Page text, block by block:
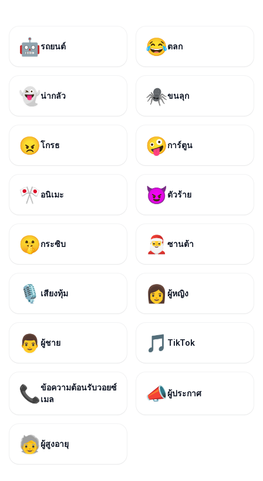
🤖รถยนต์ 😂ตลก
👻น่ากลัว 🕷️ขนลุก
😠โกรธ 🤪การ์ตูน
🎌อนิเมะ 😈ตัวร้าย
🤫กระซิบ 🎅 ซานต้า
🎙️ เสียงทุ้ม 👩 ผู้หญิง
👨 ผู้ชาย 🎵 TikTok
📞ข้อความต้อนรับวอยซ์
เมล
📣ผู้ประกาศ
🧓ผู้สูงอายุ